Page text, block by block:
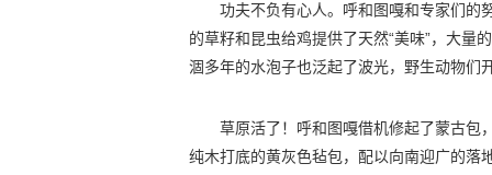
功夫不负有心人。呼和图嘎和专家们的
的草籽和昆虫给鸡提供了天然“美味”，大量
涸多年的水泡子也泛起了波光，野生动物们
草原活了！呼和图嘎借机修起了蒙古包
纯木打底的黄灰色毡包，配以向南迎广的